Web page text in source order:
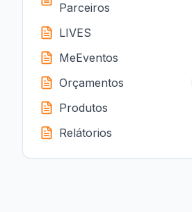
Parceiros
LIVES
MeEventos
Orçamentos
Produtos
Relátorios